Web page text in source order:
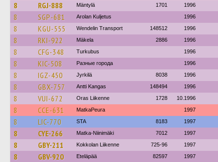
8 RGJ-888 Mäntylä 1701 1996
8 SGP-681 Arolan Kuljetus 1996
8 KGU-555 Wendelin Transport 148512 1996
8 RKI-922 Mäkela 2886 1996
8 CFG-348 Turkubus 1996
8 KIC-508 Разные города 1996
8 IGZ-450 Jyrkilä 8038 1996
8 GBX-757 Antti Kangas 148494 1996
8 VUI-672 Oras Liikenne 1728 10.1996
8 CCE-631 MatkaPeura 1997
8 LIC-770 STA 8183 1997
8 CYE-266 Matka-Niinimäki 7012 1997
8 GBY-211 Kokkolan Liikenne 725-96 1997
8 GBV-920 Eteläpää 82597 1997